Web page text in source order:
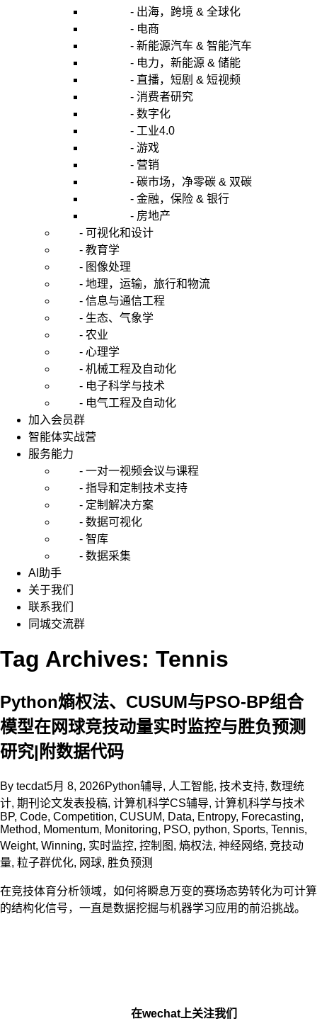
- 出海，跨境 & 全球化
- 电商
- 新能源汽车 & 智能汽车
- 电力，新能源 & 储能
- 直播，短剧 & 短视频
- 消费者研究
- 数字化
- 工业4.0
- 游戏
- 营销
- 碳市场，净零碳 & 双碳
- 金融，保险 & 银行
- 房地产
- 可视化和设计
- 教育学
- 图像处理
- 地理，运输，旅行和物流
- 信息与通信工程
- 生态、气象学
- 农业
- 心理学
- 机械工程及自动化
- 电子科学与技术
- 电气工程及自动化
加入会员群
智能体实战营
服务能力
- 一对一视频会议与课程
- 指导和定制技术支持
- 定制解决方案
- 数据可视化
- 智库
- 数据采集
AI助手
关于我们
联系我们
同城交流群
Tag Archives: Tennis
Python熵权法、CUSUM与PSO-BP组合
模型在网球竞技动量实时监控与胜负预测
研究|附数据代码
By tecdat5月 8, 2026Python辅导, 人工智能, 技术支持, 数理统
计, 期刊论文发表投稿, 计算机科学CS辅导, 计算机科学与技术
BP, Code, Competition, CUSUM, Data, Entropy, Forecasting,
Method, Momentum, Monitoring, PSO, python, Sports, Tennis,
Weight, Winning, 实时监控, 控制图 , 熵权法, 神经网络, 竞技动
量, 粒子群优化, 网球, 胜负预测
在竞技体育分析领域，如何将瞬息万变的赛场态势转化为可计算
的结构化信号，一直是数据挖掘与机器学习应用的前沿挑战。
在wechat上关注我们